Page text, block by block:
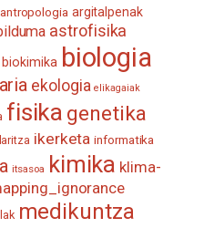
antropologia argitalpenak
astrofisika
biokimika biologia
ekologia elikagaiak
fisika genetika
ikerketa informatika
itsasoa kimika klima-
medikuntza